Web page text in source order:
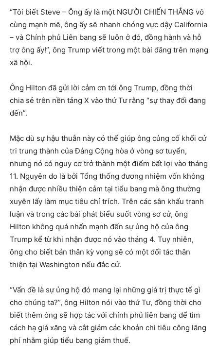
“Tôi biết Steve – Ông ấy là một NGƯỜI CHIẾN THẮNG vô
cùng mạnh mẽ, ông ấy sẽ nhanh chóng vực dậy California
– và Chính phủ Liên bang sẽ luôn ở đó, đồng hành và hỗ
trợ ông ấy!”, ông Trump viết trong một bài đăng trên mạng
xã hội.
Ông Hilton đã gửi lời cảm ơn tới ông Trump, đồng thời
chia sẻ trên nền tảng X vào thứ Tư rằng “sự thay đổi đang
đến”.
Mặc dù sự hậu thuẫn này có thể giúp ông củng cố khối cử
tri trung thành của Đảng Cộng hòa ở vòng sơ tuyển,
nhưng nó có nguy cơ trở thành một điểm bất lợi vào tháng
11. Nguyên do là bởi Tổng thống đương nhiệm vốn không
nhận được nhiều thiện cảm tại tiểu bang mà ông thường
xuyên lấy làm mục tiêu chỉ trích. Trên các sân khấu tranh
luận và trong các bài phát biểu suốt vòng sơ cử, ông
Hilton không quá nhấn mạnh đến sự ủng hộ của ông
Trump kể từ khi nhận được nó vào tháng 4. Tuy nhiên,
ông cho biết bản thân kỳ vọng sẽ có một đối tác thân
thiện tại Washington nếu đắc cử.
“Vấn đề là sự ủng hộ đó mang lại những giá trị thực tế gì
cho chúng ta?”, ông Hilton nói vào thứ Tư, đồng thời cho
biết thêm ông sẽ hợp tác với chính phủ liên bang để tìm
cách hạ giá xăng và cắt giảm các khoản chi tiêu công lãng
phí nhằm giúp tiểu bang giảm thuế.